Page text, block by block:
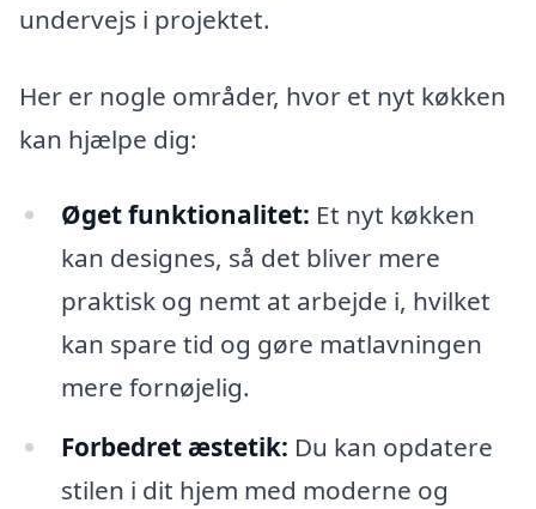
undervejs i projektet.
Her er nogle områder, hvor et nyt køkken
kan hjælpe dig:
Øget funktionalitet: Et nyt køkken
kan designes, så det bliver mere
praktisk og nemt at arbejde i, hvilket
kan spare tid og gøre matlavningen
mere fornøjelig.
Forbedret æstetik: Du kan opdatere
stilen i dit hjem med moderne og